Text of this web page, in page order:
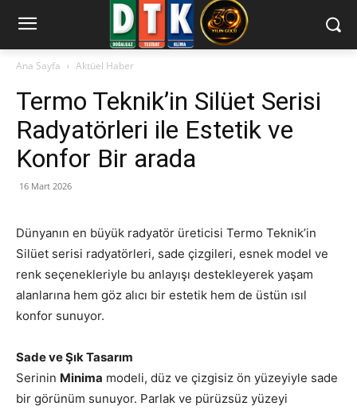
Ana Sayfa Aktüel Haber
Termo Teknik’in Silüet Serisi
Radyatörleri ile Estetik ve
Konfor Bir arada
16 Mart 2026
Dünyanın en büyük radyatör üreticisi Termo Teknik’in
Silüet serisi radyatörleri, sade çizgileri, esnek model ve
renk seçenekleriyle bu anlayışı destekleyerek yaşam
alanlarına hem göz alıcı bir estetik hem de üstün ısıl
konfor sunuyor.
Sade ve Şık Tasarım
Serinin Minima modeli, düz ve çizgisiz ön yüzeyiyle sade
bir görünüm sunuyor. Parlak ve pürüzsüz yüzeyi